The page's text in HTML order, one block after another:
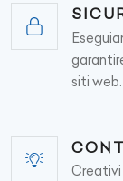
siti web.
Creativi